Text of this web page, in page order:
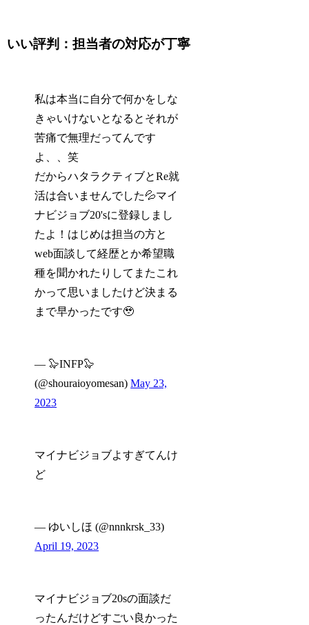
いい評判：担当者の対応が丁寧
私は本当に自分で何かをしな
きゃいけないとなるとそれが
苦痛で無理だってんです
よ、、笑
だからハタラクティブとRe就
活は合いませんでした💦マイ
ナビジョブ20'sに登録しまし
たよ！はじめは担当の方と
web面談して経歴とか希望職
種を聞かれたりしてまたこれ
かって思いましたけど決まる
まで早かったです🥹
— 🦭INFP🦭
(@shouraioyomesan)May 23,
2023
マイナビジョブよすぎてんけ
ど
— ゆいしほ (@nnnkrsk_33)
April 19, 2023
マイナビジョブ20sの面談だ
ったんだけどすごい良かった